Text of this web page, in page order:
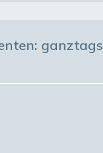
ganztags